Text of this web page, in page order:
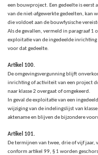
een bouwproject. Een gedeelte is eerst
van de niet-afgewerkte gedeelten, kan
die voldoet aan de bouwfysische
Als de gevallen, vermeld in paragraaf 1
exploitatie van de ingedeelde
voor dat gedeelte.
Artikel 100.
De omgevingsvergunning blijft
inrichting of activiteit van een project
naar klasse 2 overgaat of omgekeerd.
In geval de exploitatie van een
wijziging van de indelingslijst van
aktename en blijven de bijzondere
Artikel 101.
De termijnen van twee, drie of vijf jaar,
conform artikel 99, § 1 worden